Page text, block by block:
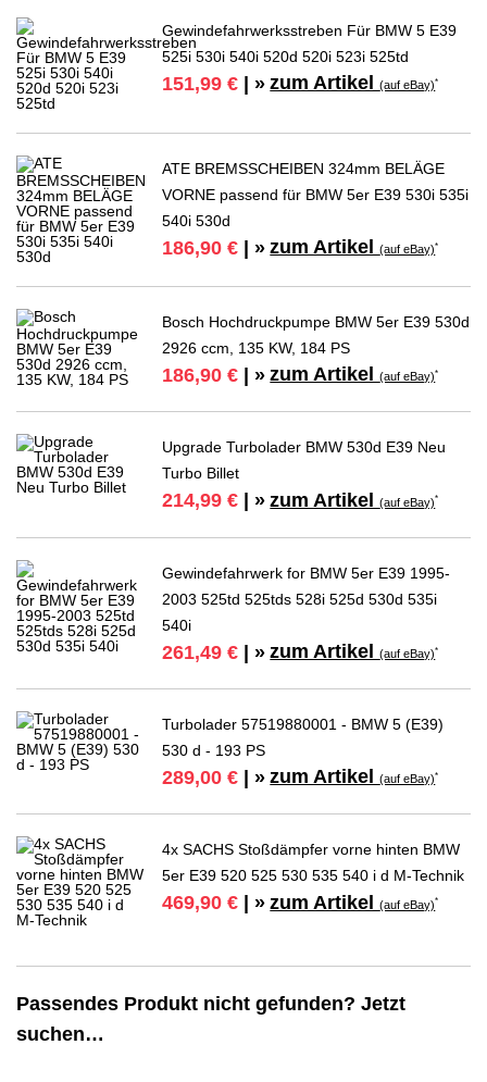
Gewindefahrwerksstreben Für BMW 5 E39
525i 530i 540i 520d 520i 523i 525td
151,99 € | » zum Artikel(auf eBay)*
ATE BREMSSCHEIBEN 324mm BELÄGE
VORNE passend für BMW 5er E39 530i 535i
540i 530d
186,90 € | » zum Artikel(auf eBay)*
Bosch Hochdruckpumpe BMW 5er E39 530d
2926 ccm, 135 KW, 184 PS
186,90 € | » zum Artikel(auf eBay)*
Upgrade Turbolader BMW 530d E39 Neu
Turbo Billet
214,99 € | » zum Artikel(auf eBay)*
Gewindefahrwerk for BMW 5er E39 1995-
2003 525td 525tds 528i 525d 530d 535i
540i
261,49 € | » zum Artikel(auf eBay)*
Turbolader 57519880001 - BMW 5 (E39)
530 d - 193 PS
289,00 € | » zum Artikel(auf eBay)*
4x SACHS Stoßdämpfer vorne hinten BMW
5er E39 520 525 530 535 540 i d M-Technik
469,90 € | » zum Artikel(auf eBay)*
Passendes Produkt nicht gefunden? Jetzt
suchen…